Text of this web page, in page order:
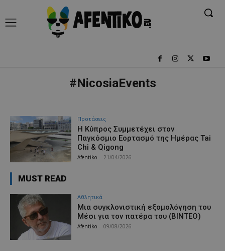
#NicosiaEvents
Προτάσεις
Η Κύπρος Συμμετέχει στον
Παγκόσμιο Εορτασμό της Ημέρας Tai
Chi & Qigong
Afentiko 21/04/2026
MUST READ
Αθλητικά
Μια συγκλονιστική εξομολόγηση του
Μέσι για τον πατέρα του (ΒΙΝΤΕΟ)
Afentiko 09/08/2026